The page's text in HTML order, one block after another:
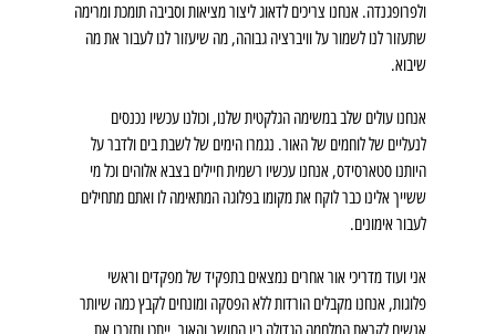
ולפרופגנדה. אנחנו צריכים לדאוג ליצור מציאות וסביבה תומכת ומרימה
שתעזור לנו לשמור על וויברציה גבוהה, מה שיעזור לנו לעבור את מה
שיבוא.
אנחנו עולים שלב במשימה הגלקטית שלנו, וכולנו עכשיו נכנסים
לנעליים של לוחמים של האור. נגמרו הימים של לשבת בים ולדבר על
היותנו סטארסידס, אנחנו עכשיו רשמית חיילים בצבא אלוהים וכל מי
ששייך אלינו כבר לוקח את מקומו בפלוגה המתאימה לו ואתם מתחילים
לעבור אימונים.
אני ועוד מדריכי אור אחרים נמצאים בתפקיד של מפקדים וראשי
פלוגות, אנחנו מקבלים הורדות ללא הפסקה ומונחים לקבץ כמה שיותר